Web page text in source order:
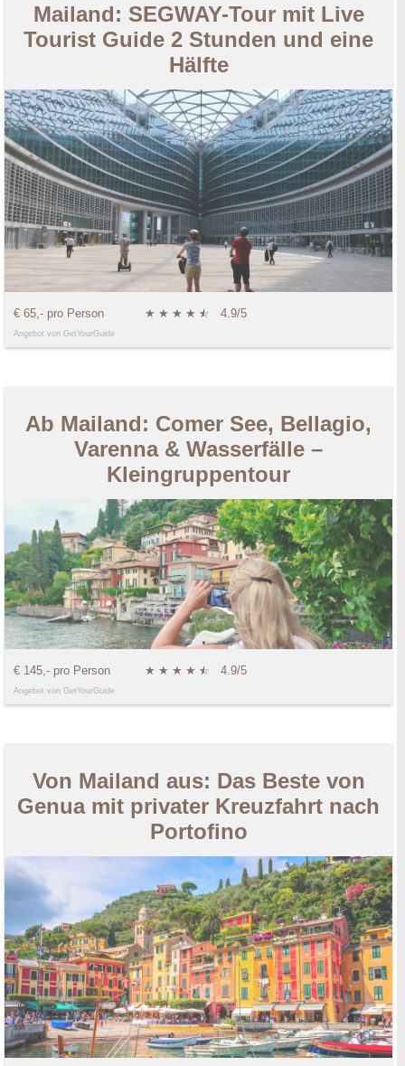
Mailand: SEGWAY-Tour mit Live
Tourist Guide 2 Stunden und eine
Hälfte
€ 65,- pro Person ★ ★ ★ ★ ★
☆ 4.9/5
Angebot von GetYourGuide
Ab Mailand: Comer See, Bellagio,
Varenna & Wasserfälle –
Kleingruppentour
€ 145,- pro Person ★ ★ ★ ★ ★
☆ 4.9/5
Angebot von GetYourGuide
Von Mailand aus: Das Beste von
Genua mit privater Kreuzfahrt nach
Portofino